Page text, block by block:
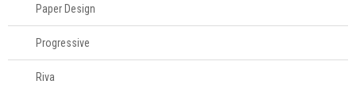
Paper Design
Progressive
Riva